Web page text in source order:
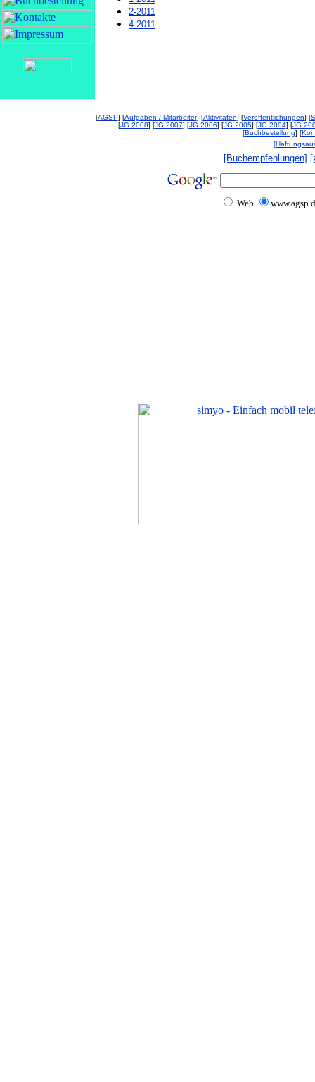
2-2011
4-2011
[AGSP] [Aufgaben / Mitarbeiter] [Aktivitäten] [Veröffentlichungen] [
[JG 2008] [JG 2007] [JG 2006] [JG 2005] [JG 2004] [JG
[Buchbestellung] [
[Buchempfehlungen]
Web